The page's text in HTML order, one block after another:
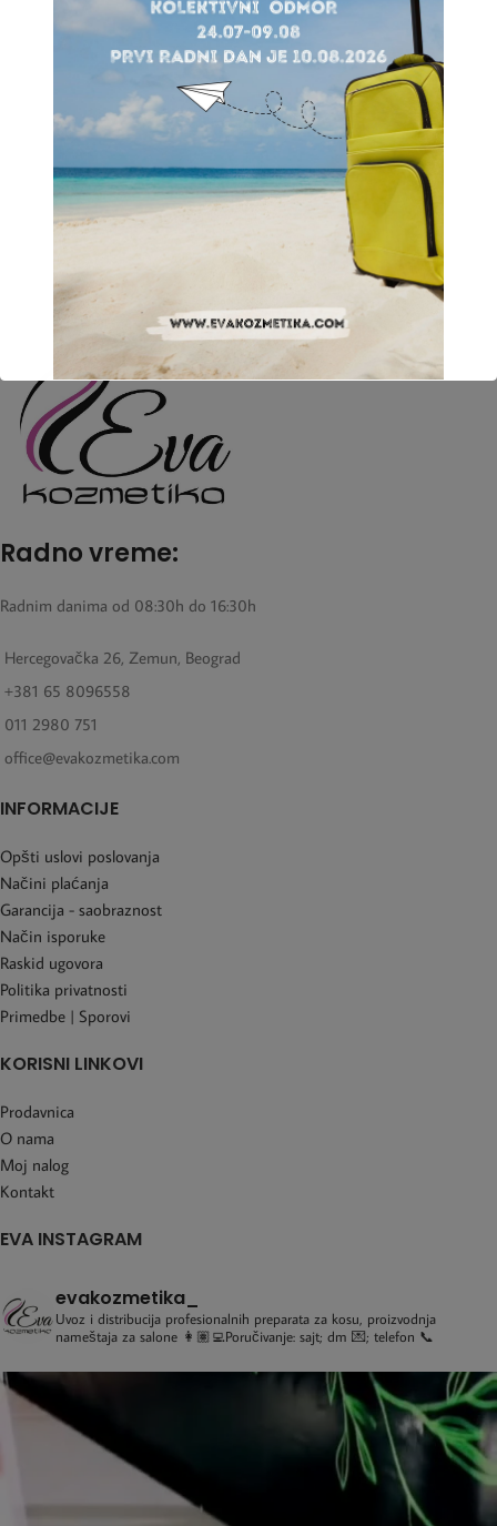
Radno vreme:
Radnim danima od 08:30h do 16:30h
Hercegovačka 26, Zemun, Beograd
+381 65 8096558
011 2980 751
office@evakozmetika.com
INFORMACIJE
Opšti uslovi poslovanja
Načini plaćanja
Garancija - saobraznost
Način isporuke
Raskid ugovora
Politika privatnosti
Primedbe | Sporovi
KORISNI LINKOVI
Prodavnica
O nama
Moj nalog
Kontakt
EVA INSTAGRAM
evakozmetika_
Uvoz i distribucija profesionalnih preparata za kosu, proizvodnja
nameštaja za salone 👩🏽‍💻Poručivanje: sajt; dm 💌; telefon 📞